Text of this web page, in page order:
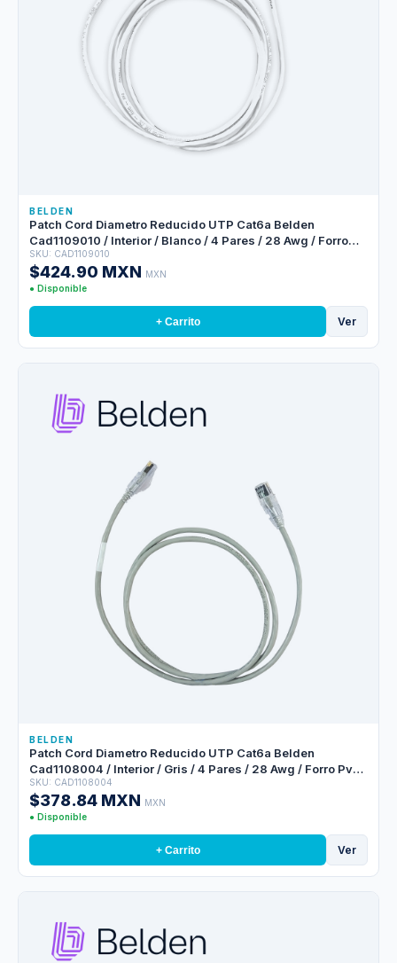
BELDEN
Patch Cord Diametro Reducido UTP Cat6a Belden
Cad1109010 / Interior / Blanco / 4 Pares / 28 Awg / Forro
Pvc / Cmr / 10 Pies 3 Metros
SKU: CAD1109010
$424.90 MXN MXN
● Disponible
+ Carrito Ver
BELDEN
Patch Cord Diametro Reducido UTP Cat6a Belden
Cad1108004 / Interior / Gris / 4 Pares / 28 Awg / Forro Pvc /
Cmr / 4 Pies 1.2 Metros
SKU: CAD1108004
$378.84 MXN MXN
● Disponible
+ Carrito Ver